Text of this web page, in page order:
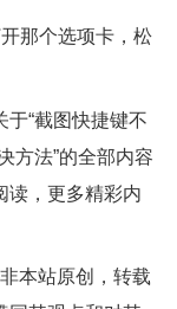
那个选项卡，松
于“截图快捷键不
方法”的全部内容
读，更多精彩内
本站原创，转载